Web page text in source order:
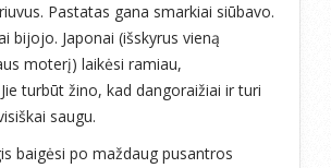
Pastatas gana smarkiai siūbavo.
bijojo. Japonai (išskyrus vieną
moterį) laikėsi ramiau,
turbūt žino, kad dangoraižiai ir turi
saugu.
baigėsi po maždaug pusantros